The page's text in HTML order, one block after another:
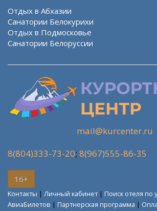
Отдых в Абхазии
Санатории Белокурихи
Отдых в Подмосковье
Санатории Белоруссии
mail@kurcenter.ru
8(804)333-73-20; 8(967)555-86-35
16+
Контакты | Личный кабинет| Поиск отеля по
АвиаБилетов | Партнерская программа |